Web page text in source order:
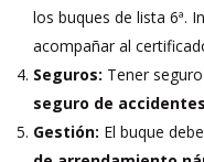
los buques de lista 6ª.
acompañar al
Seguros: Tener
seguro de accidentes
Gestión: El buque